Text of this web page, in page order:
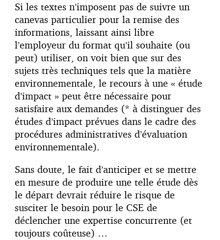
Si les textes n’imposent pas de suivre un
canevas particulier pour la remise des
informations, laissant ainsi libre
l’employeur du format qu’il souhaite (ou
peut) utiliser, on voit bien que sur des
sujets très techniques tels que la matière
environnementale, le recours à une « étude
d’impact » peut être nécessaire pour
satisfaire aux demandes (* à distinguer des
études d’impact prévues dans le cadre des
procédures administratives d’évaluation
environnementale).
Sans doute, le fait d’anticiper et se mettre
en mesure de produire une telle étude dès
le départ devrait réduire le risque de
susciter le besoin pour le CSE de
déclencher une expertise concurrente (et
toujours coûteuse) …